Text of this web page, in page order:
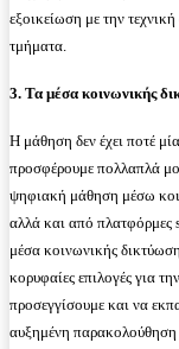
εξοικείωση με την
τμήματα.
3. Τα μέσα κοινωνικής
Η μάθηση δεν έχει ποτέ
προσφέρουμε πολλαπλά
ψηφιακή μάθηση μέσω
αλλά και από
μέσα κοινωνικής
κορυφαίες επιλογές για
προσεγγίσουμε και να
αυξημένη